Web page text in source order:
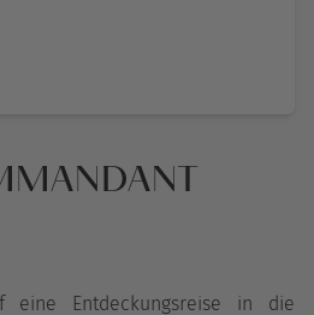
eine Entdeckungsreise in die